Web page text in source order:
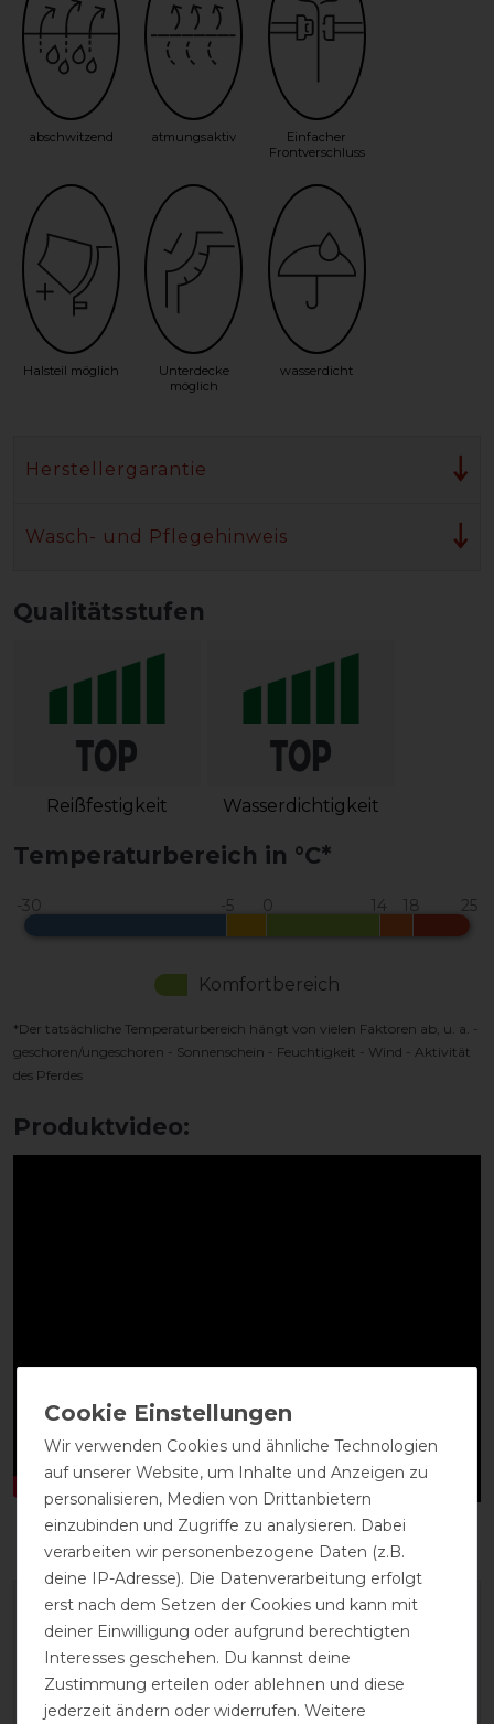
abschwitzend atmungsaktiv
Einfacher
Frontverschluss
Halsteil möglich
Unterdecke
möglich
wasserdicht
Herstellergarantie
Wasch- und Pflegehinweis
Qualitätsstufen
Reißfestigkeit Wasserdichtigkeit
Temperaturbereich in °C*
Komfortbereich
*Der tatsächliche Temperaturbereich hängt von vielen Faktoren ab, u. a. -
geschoren/ungeschoren - Sonnenschein - Feuchtigkeit - Wind - Aktivität
des Pferdes
Produktvideo:
Wir verwenden Cookies und ähnliche Technologien
auf unserer Website, um Inhalte und Anzeigen zu
personalisieren, Medien von Drittanbietern
einzubinden und Zugriffe zu analysieren. Dabei
verarbeiten wir personenbezogene Daten (z.B.
deine IP-Adresse). Die Datenverarbeitung erfolgt
erst nach dem Setzen der Cookies und kann mit
deiner Einwilligung oder aufgrund berechtigten
Interesses geschehen. Du kannst deine
Zustimmung erteilen oder ablehnen und diese
jederzeit ändern oder widerrufen. Weitere